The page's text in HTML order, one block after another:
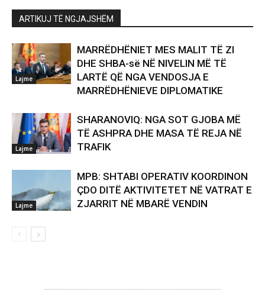
ARTIKUJ TË NGJAJSHËM
Lajme
MARRËDHËNIET MES MALIT TË ZI
DHE SHBA-së NË NIVELIN MË TË
LARTË QË NGA VENDOSJA E
MARRËDHËNIEVE DIPLOMATIKE
Lajme
SHARANOVIQ: NGA SOT GJOBA MË
TË ASHPRA DHE MASA TË REJA NË
TRAFIK
Lajme
MPB: SHTABI OPERATIV KOORDINON
ÇDO DITË AKTIVITETET NË VATRAT E
ZJARRIT NË MBARË VENDIN